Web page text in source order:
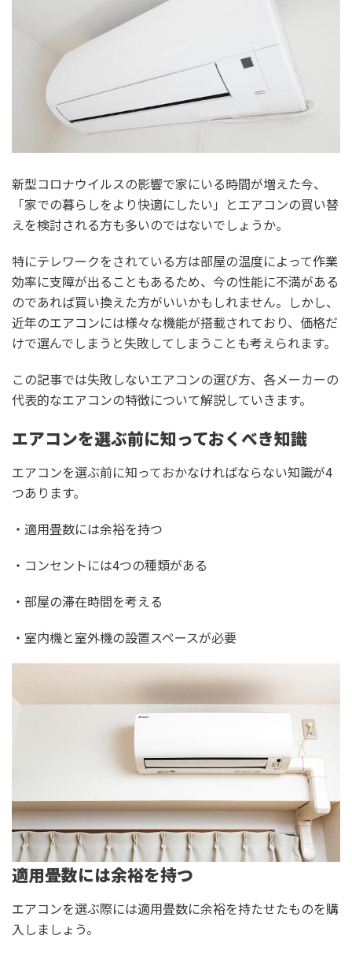
新型コロナウイルスの影響で家にいる時間が増えた今、
「家での暮らしをより快適にしたい」とエアコンの買い替
えを検討される方も多いのではないでしょうか。
特にテレワークをされている方は部屋の温度によって作業
効率に支障が出ることもあるため、今の性能に不満がある
のであれば買い換えた方がいいかもしれません。しかし、
近年のエアコンには様々な機能が搭載されており、価格だ
けで選んでしまうと失敗してしまうことも考えられます。
この記事では失敗しないエアコンの選び方、各メーカーの
代表的なエアコンの特徴について解説していきます。
エアコンを選ぶ前に知っておくべき知識
エアコンを選ぶ前に知っておかなければならない知識が4
つあります。
・適用畳数には余裕を持つ
・コンセントには4つの種類がある
・部屋の滞在時間を考える
・室内機と室外機の設置スペースが必要
適用畳数には余裕を持つ
エアコンを選ぶ際には適用畳数に余裕を持たせたものを購
入しましょう。